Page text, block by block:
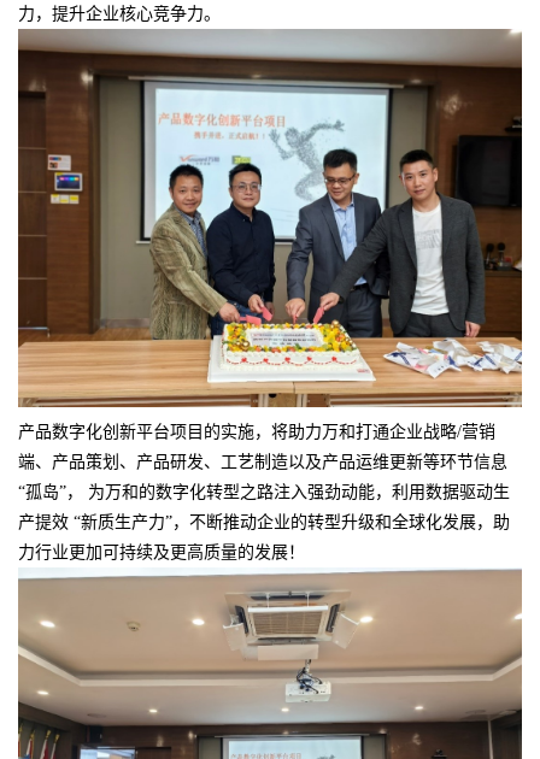
力，提升企业核心竞争力。
产品数字化创新平台项目的实施，将助力万和打通企业战略/营销
端、产品策划、产品研发、工艺制造以及产品运维更新等环节信息
“孤岛”， 为万和的数字化转型之路注入强劲动能，利用数据驱动生
产提效 “新质生产力”，不断推动企业的转型升级和全球化发展，助
力行业更加可持续及更高质量的发展！